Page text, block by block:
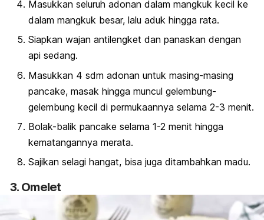
Masukkan seluruh adonan dalam mangkuk kecil ke
dalam mangkuk besar, lalu aduk hingga rata.
Siapkan wajan antilengket dan panaskan dengan
api sedang.
Masukkan 4 sdm adonan untuk masing-masing
pancake, masak hingga muncul gelembung-
gelembung kecil di permukaannya selama 2-3 menit.
Bolak-balik pancake selama 1-2 menit hingga
kematangannya merata.
Sajikan selagi hangat, bisa juga ditambahkan madu.
3. Omelet